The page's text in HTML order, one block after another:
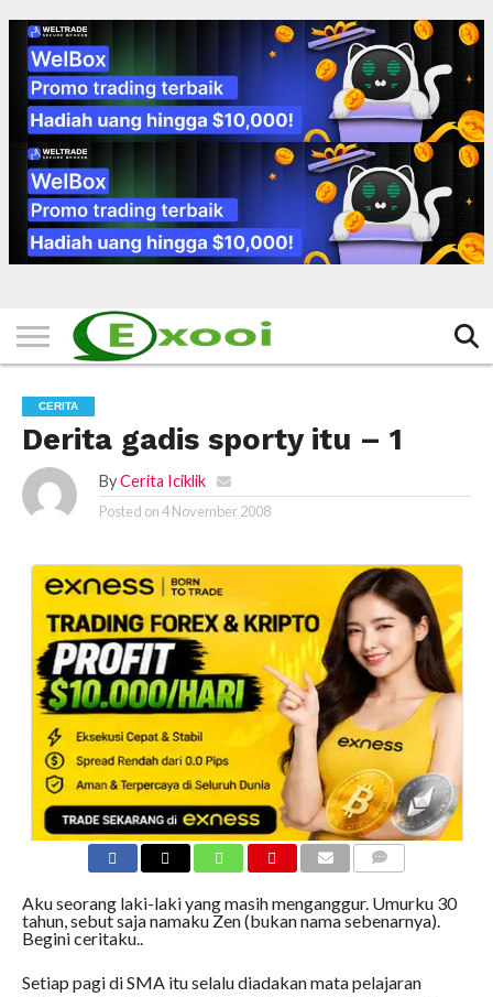
HOME
FILTER
BERITA
BIODATA
CERITA
CERPEN
EKSKLUSIF
FOTO
VIDEO
TIPS
MORE
CERITA
Derita gadis sporty itu – 1
By Cerita Iciklik
Posted on4 November 2008
Aku seorang laki-laki yang masih menganggur. Umurku 30
tahun, sebut saja namaku Zen (bukan nama sebenarnya).
Begini ceritaku..
Setiap pagi di SMA itu selalu diadakan mata pelajaran